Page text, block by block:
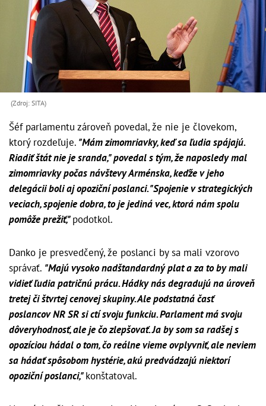
(Zdroj: SITA)
Šéf parlamentu zároveň povedal, že nie je človekom,
ktorý rozdeľuje. "Mám zimomriavky, keď sa ľudia spájajú.
Riadiť štát nie je sranda," povedal s tým, že naposledy mal
zimomriavky počas návštevy Arménska, keďže v jeho
delegácii boli aj opoziční poslanci. "Spojenie v strategických
veciach, spojenie dobra, to je jediná vec, ktorá nám spolu
pomôže prežiť,"podotkol.
Danko je presvedčený, že poslanci by sa mali vzorovo
správať. "Majú vysoko nadštandardný plat a za to by mali
vidieť ľudia patričnú prácu. Hádky nás degradujú na úroveň
tretej či štvrtej cenovej skupiny. Ale podstatná časť
poslancov NR SR si ctí svoju funkciu. Parlament má svoju
dôveryhodnosť, ale je čo zlepšovať. Ja by som sa radšej s
opozíciou hádal o tom, čo reálne vieme ovplyvniť, ale neviem
sa hádať spôsobom hystérie, akú predvádzajú niektorí
opoziční poslanci,"konštatoval.